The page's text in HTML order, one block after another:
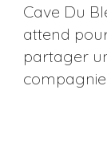
Cave Du
attend
partager